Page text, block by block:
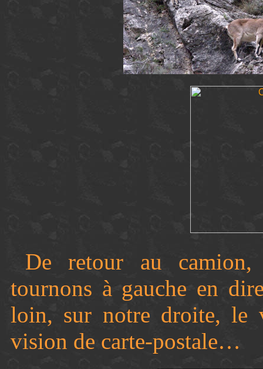
De retour au
tournons à gauche en
loin, sur notre droite, le
vision de carte-postale…